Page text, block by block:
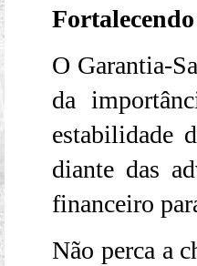
O Garantia-
da
estabilidade
diante das
financeiro
Não perca a